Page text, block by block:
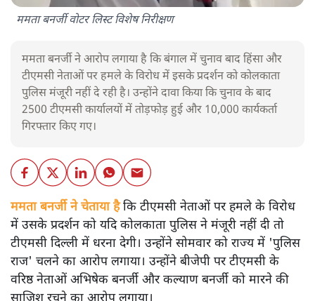
ममता बनर्जी वोटर लिस्ट विशेष निरीक्षण
ममता बनर्जी ने आरोप लगाया है कि बंगाल में चुनाव बाद हिंसा और
टीएमसी नेताओं पर हमले के विरोध में इसके प्रदर्शन को कोलकाता
पुलिस मंजूरी नहीं दे रही है। उन्होंने दावा किया कि चुनाव के बाद
2500 टीएमसी कार्यालयों में तोड़फोड़ हुई और 10,000 कार्यकर्ता
गिरफ्तार किए गए।
ममता बनर्जी ने चेताया हैकि टीएमसी नेताओं पर हमले के विरोध
में उसके प्रदर्शन को यदि कोलकाता पुलिस ने मंजूरी नहीं दी तो
टीएमसी दिल्ली में धरना देगी। उन्होंने सोमवार को राज्य में 'पुलिस
राज' चलने का आरोप लगाया। उन्होंने बीजेपी पर टीएमसी के
वरिष्ठ नेताओं अभिषेक बनर्जी और कल्याण बनर्जी को मारने की